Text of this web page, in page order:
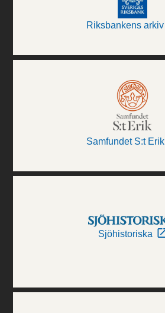
Riksbankens arkiv
Samfundet S:t Erik
Sjöhistoriska